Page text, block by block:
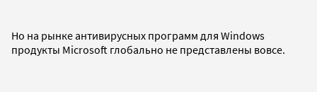
Но на рынке антивирусных программ для Windows
продукты Microsoft глобально не представлены вовсе.